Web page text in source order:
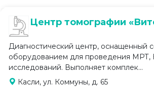
Центр томографии
Диагностический центр, оснащенный
оборудованием для проведения МРТ,
исследований. Выполняет комплек...
Касли, ул. Коммуны, д. 65